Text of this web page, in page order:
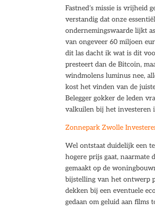
Fastned’s missie is vrijheid
verstandig dat onze
ondernemingswaarde lijkt
van ongeveer 60 miljoen
dit las dacht ik wat is dit
presteert dan de Bitcoin,
windmolens luminus nee,
kost het vinden van de
Belegger gokker de leden
valkuilen bij het investeren
Zonnepark Zwolle
Wel ontstaat duidelijk een
hogere prijs gaat, naarmate
gemaakt op de
bijstelling van het ontwerp
dekken bij een eventuele
gedaan om geluid aan